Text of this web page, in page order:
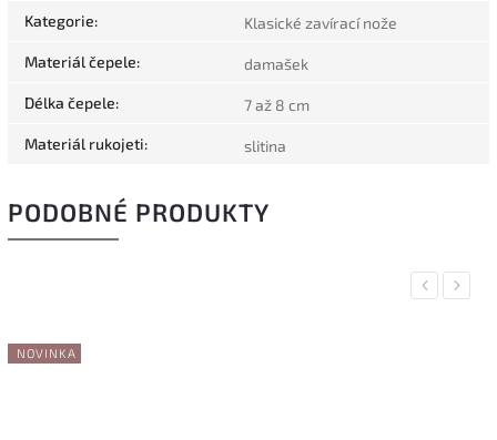
Kategorie: Klasické zavírací nože
Materiál čepele: damašek
Délka čepele: 7 až 8 cm
Materiál rukojeti: slitina
PODOBNÉ PRODUKTY
Previous
NOVINKA
Next